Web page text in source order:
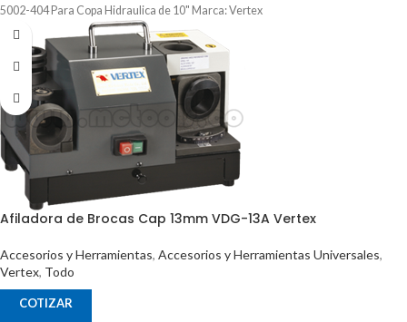
5002-404 Para Copa Hidraulica de 10" Marca: Vertex
Afiladora de Brocas Cap 13mm VDG-13A Vertex
Accesorios y Herramientas, Accesorios y Herramientas Universales,
Vertex, Todo
COTIZAR